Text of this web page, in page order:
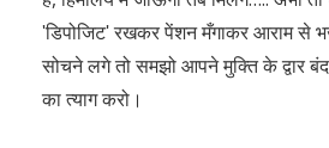
ʹडिपोजिटʹ रखकर पेंशन मँगाकर आराम से
सोचने लगे तो समझो आपने मुक्ति के द्वार
का त्याग करो।